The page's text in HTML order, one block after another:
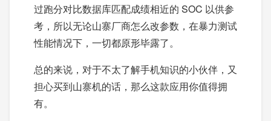
过跑分对比数据库匹配成绩相近的 SOC 以供参
考，所以无论山寨厂商怎么改参数，在暴力测试
性能情况下，一切都原形毕露了。
总的来说，对于不太了解手机知识的小伙伴，又
担心买到山寨机的话，那么这款应用你值得拥
有。